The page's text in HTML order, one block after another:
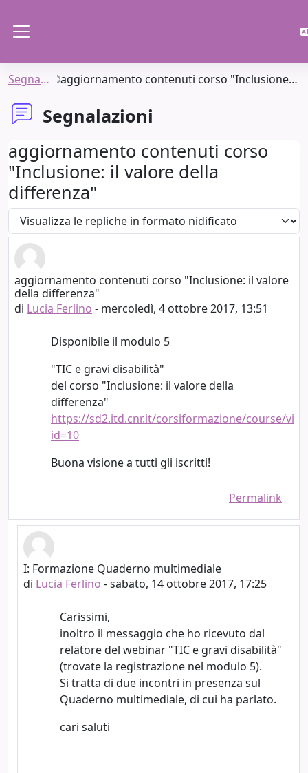
Segnalazioni aggiornamento contenuti corso "Inclusione: il valore della differenza"
Segnalazioni
aggiornamento contenuti corso
"Inclusione: il valore della
differenza"
Modalità visualizzazione
aggiornamento contenuti corso "Inclusione: il valore
della differenza"
di Lucia Ferlino - mercoledì, 4 ottobre 2017, 13:51
Numero di risposte: 1
Disponibile il modulo 5
"TIC e gravi disabilità"
del corso "Inclusione: il valore della
differenza"
https://sd2.itd.cnr.it/corsiformazione/course/
id=10
Buona visione a tutti gli iscritti!
Permalink
In riposta a Lucia Ferlino
I: Formazione Quaderno multimediale
di Lucia Ferlino -sabato, 14 ottobre 2017, 17:25
Carissimi,
inoltro il messaggio che ho ricevuto dal
relatore del webinar "TIC e gravi disabilità"
(trovate la registrazione nel modulo 5).
Si tratta di due incontri in presenza sul
Quaderno multimediale, di cui ha parlato.
cari saluti